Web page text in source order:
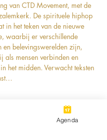
van CTD Movement, met de
De spirituele hiphop
in het teken van de nieuwe
waarbij er verschillende
en belevingswerelden zijn,
als mensen verbinden en
het midden. Verwacht teksten
Agenda